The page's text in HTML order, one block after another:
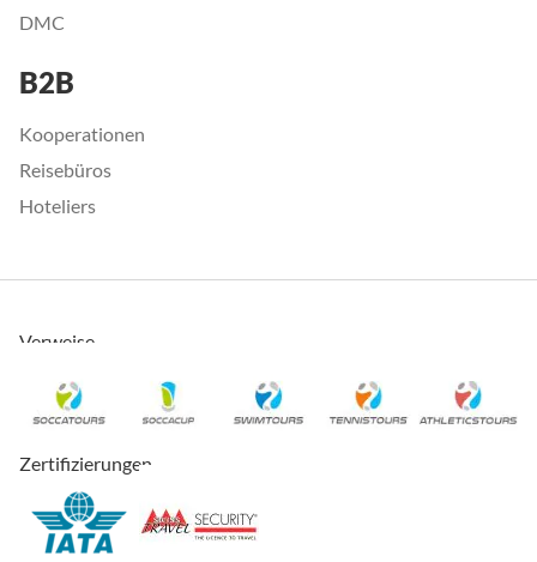
DMC
B2B
Kooperationen
Reisebüros
Hoteliers
Verweise
Zertifizierungen